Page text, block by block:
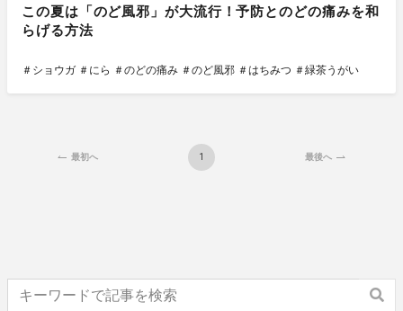
この夏は「のど風邪」が大流行！予防とのどの痛みを和
らげる方法
＃ショウガ ＃にら ＃のどの痛み ＃のど風邪 ＃はちみつ ＃緑茶うがい
最初へ 1 最後へ